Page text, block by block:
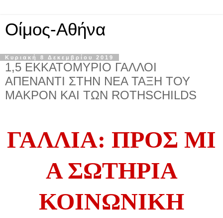
Οίμος-Αθήνα
Κυριακή 8 Δεκεμβρίου 2019
1,5 ΕΚΚΑΤΟΜΥΡΙΟ ΓΑΛΛΟΙ
ΑΠΕΝΑΝΤΙ ΣΤΗΝ ΝΕΑ ΤΑΞΗ ΤΟΥ
ΜΑΚΡΟΝ ΚΑΙ ΤΩΝ ROTHSCHILDS
ΓΑΛΛΙΑ: ΠΡΟΣ ΜΙ
Α ΣΩΤΗΡΙΑ
ΚΟΙΝΩΝΙΚΗ